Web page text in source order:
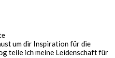
um dir Inspiration für die
teile ich meine Leidenschaft für